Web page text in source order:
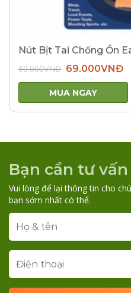
Nút Bịt Tai Chống Ồn
80.000VNĐ Giá
gốc
là:
80.000VNĐ.
69.000VNĐGiá
tại
MUA NGAY
Bạn cần tư vấn
Vui lòng để lại thông tin cho
bạn sớm nhất có thể.